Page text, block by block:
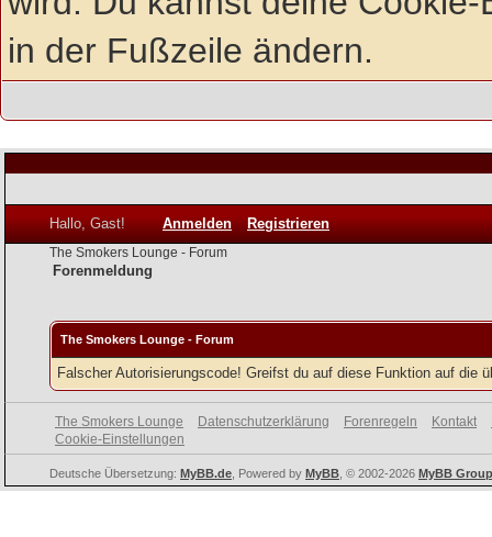
in der Fußzeile ändern.
Hallo, Gast! Anmelden Registrieren
The Smokers Lounge - Forum
Forenmeldung
The Smokers Lounge - Forum
Falscher Autorisierungscode! Greifst du auf diese Funktion auf die
The Smokers Lounge Datenschutzerklärung Forenregeln Kontakt
Cookie-Einstellungen
Deutsche Übersetzung: MyBB.de , Powered by MyBB , © 2002-2026 MyBB Group